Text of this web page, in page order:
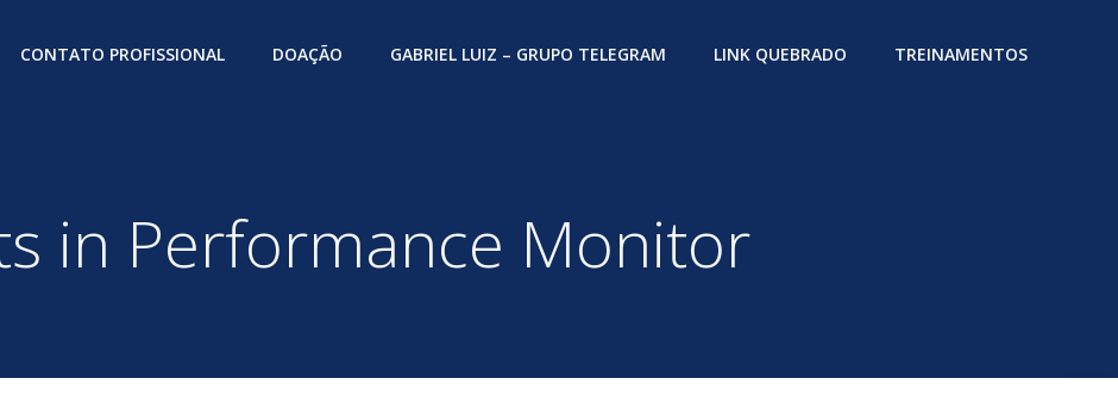
CONTATO PROFISSIONAL DOAÇÃO GABRIEL LUIZ – GRUPO TELEGRAM LINK QUEBRADO TREINAMENTOS
in Performance Monitor